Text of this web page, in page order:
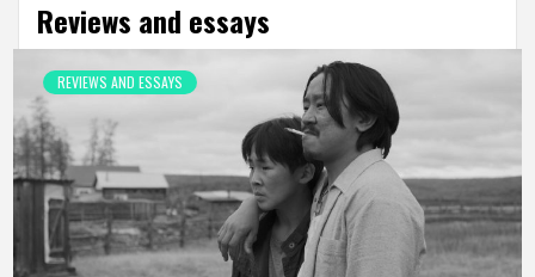
Reviews and essays
REVIEWS AND ESSAYS